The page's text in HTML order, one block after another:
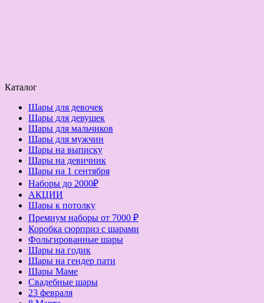
Каталог
Шары для девочек
Шары для девушек
Шары для мальчиков
Шары для мужчин
Шары на выписку
Шары на девичник
Шары на 1 сентября
Наборы до 2000₽
АКЦИИ
Шары к потолку
Премиум наборы от 7000 ₽
Коробка сюрприз с шарами
Фольгированные шары
Шары на годик
Шары на гендер пати
Шары Маме
Свадебные шары
23 февраля